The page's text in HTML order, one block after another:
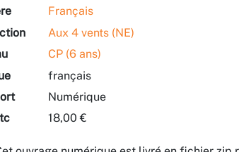
Français
Aux 4 vents (NE)
CP (6 ans)
français
Numérique
18,00 €